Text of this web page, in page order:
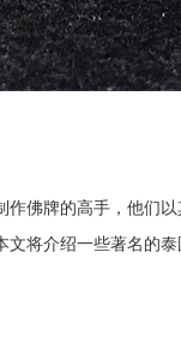
佛牌的高手，他们
将介绍一些著名的